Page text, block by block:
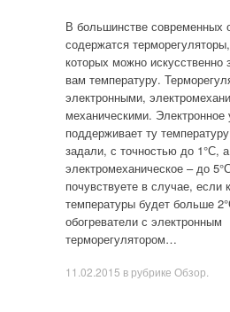
В большинстве современных
содержатся
которых можно искусственно
вам температуру.
электронными,
механическими. Электронное
поддерживает ту
задали, с точностью до 1°С, а
электромеханическое – до
почувствуете в случае, если
температуры будет больше
обогреватели с электронным
терморегулятором…
11.02.2015 в рубрике Обзор